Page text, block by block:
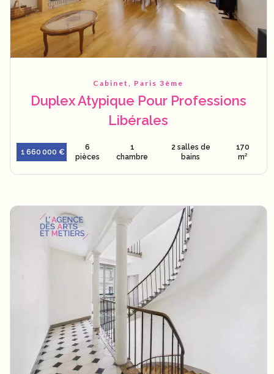
Cabinet, Paris 3ème
Duplex Atypique Pour Professions
Libérales
1 660 000 €
6
pièces
1
chambre
2 salles de
bains
170
m²